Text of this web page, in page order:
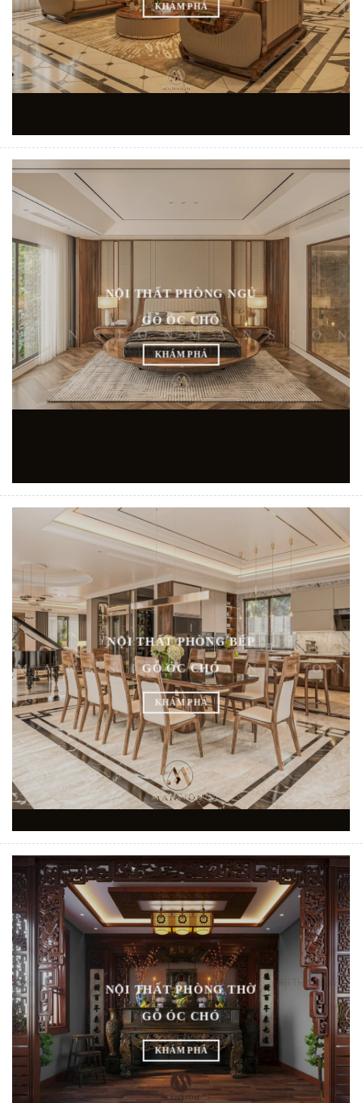
KHÁM PHÁ
NỘI THẤT PHÒNG NGỦ
GỖ ÓC CHÓ
KHÁM PHÁ
NỘI THẤT PHÒNG BẾP
GỖ ÓC CHÓ
KHÁM PHÁ
NỘI THẤT PHÒNG THỜ
GỖ ÓC CHÓ
KHÁM PHÁ